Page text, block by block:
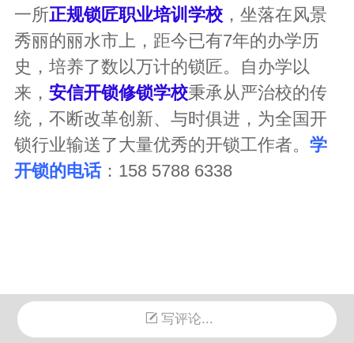
一所正规锁匠职业培训学校 ，坐落在风景
秀丽的丽水市上，距今已有7年的办学历
史，培养了数以万计的锁匠。自办学以
来，安信开锁修锁学校秉承从严治校的传
统，不断改革创新、与时俱进，为全国开
锁行业输送了大量优秀的开锁工作者。学
开锁的电话：158 5788 6338
写评论...